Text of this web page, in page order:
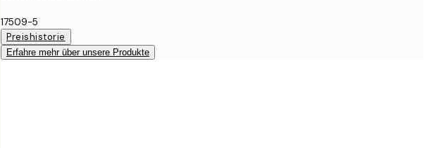
17509-5
Preishistorie
Erfahre mehr über unsere Produkte